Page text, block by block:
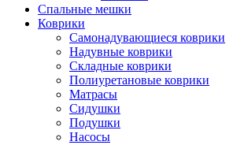
Спальные мешки
Коврики
Самонадувающиеся коврики
Надувные коврики
Складные коврики
Полиуретановые коврики
Матрасы
Сидушки
Подушки
Насосы